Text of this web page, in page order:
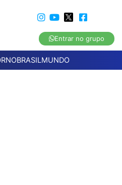
Entrar no grupo
BRASILMUNDO